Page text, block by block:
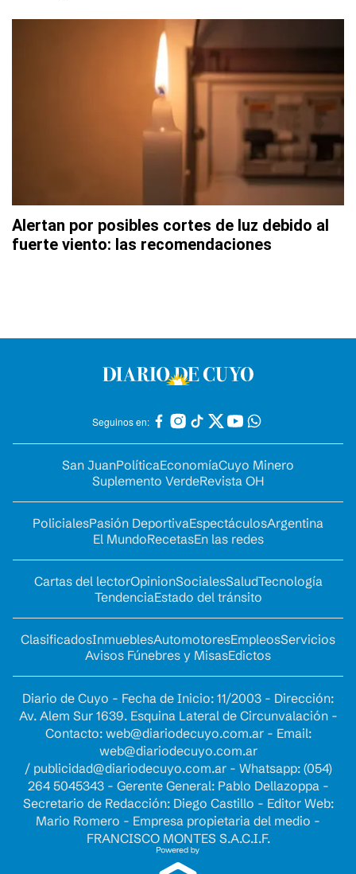
Alertan por posibles cortes de luz debido al
fuerte viento: las recomendaciones
Seguinos en:
San JuanPolíticaEconomíaCuyo Minero
Suplemento VerdeRevista OH
PolicialesPasión DeportivaEspectáculosArgentina
El MundoRecetasEn las redes
Cartas del lectorOpinionSocialesSaludTecnología
TendenciaEstado del tránsito
ClasificadosInmueblesAutomotoresEmpleosServicios
Avisos Fúnebres y MisasEdictos
Diario de Cuyo - Fecha de Inicio: 11/2003 - Dirección:
Av. Alem Sur 1639. Esquina Lateral de Circunvalación -
Contacto: web@diariodecuyo.com.ar- Email:
web@diariodecuyo.com.ar
/ publicidad@diariodecuyo.com.ar- Whatsapp: (054)
264 5045343 - Gerente General: Pablo Dellazoppa -
Secretario de Redacción: Diego Castillo - Editor Web:
Mario Romero - Empresa propietaria del medio -
FRANCISCO MONTES S.A.C.I.F.